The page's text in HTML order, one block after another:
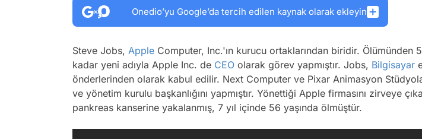
Onedio’yu Google’da tercih edilen kaynak olarak ekleyin
Steve Jobs, Apple Computer, Inc.'ın kurucu ortaklarından biridir. Ölümünden
kadar yeni adıyla Apple Inc. de CEO olarak görev yapmıştır. Jobs, Bilgisayar
önderlerinden olarak kabul edilir. Next Computer ve Pixar Animasyon
ve yönetim kurulu başkanlığını yapmıştır. Yönettiği Apple firmasını zirveye
pankreas kanserine yakalanmış, 7 yıl içinde 56 yaşında ölmüştür.